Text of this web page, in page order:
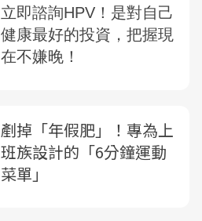
剷掉「年假肥」！專為上
班族設計的「6分鐘運動
菜單」